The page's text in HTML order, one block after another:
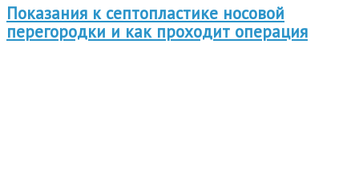
Показания к септопластике носовой
перегородки и как проходит операция